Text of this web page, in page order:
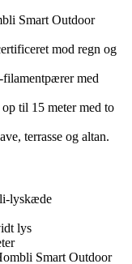
Smart Outdoor
mod regn og
med
til 15 meter med to
terrasse og altan.
lyskæde
lys
Smart Outdoor